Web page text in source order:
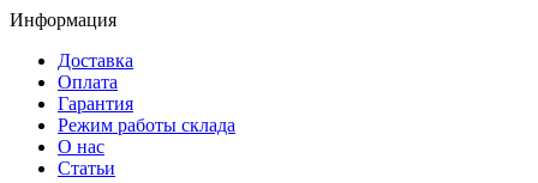
Информация
Доставка
Оплата
Гарантия
Режим работы склада
О нас
Статьи